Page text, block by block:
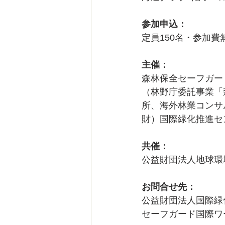
参加申込：
定員150名・参加費
主催：
森林保全セーフガ
（林野庁委託事業
所、海外林業コン
財）国際緑化推進
共催：
公益財団法人地球
お問合せ先：
公益財団法人国際
セーフガード国際